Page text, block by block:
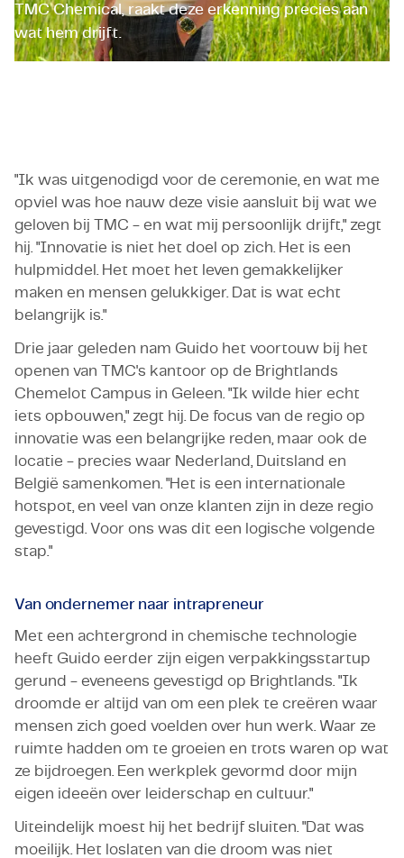
TMC Chemical, raakt deze erkenning precies aan
wat hem drijft.
"Ik was uitgenodigd voor de ceremonie, en wat me
opviel was hoe nauw deze visie aansluit bij wat we
geloven bij TMC - en wat mij persoonlijk drijft," zegt
hij. "Innovatie is niet het doel op zich. Het is een
hulpmiddel. Het moet het leven gemakkelijker
maken en mensen gelukkiger. Dat is wat echt
belangrijk is."
Drie jaar geleden nam Guido het voortouw bij het
openen van TMC's kantoor op de Brightlands
Chemelot Campus in Geleen. "Ik wilde hier echt
iets opbouwen," zegt hij. De focus van de regio op
innovatie was een belangrijke reden, maar ook de
locatie - precies waar Nederland, Duitsland en
België samenkomen. "Het is een internationale
hotspot, en veel van onze klanten zijn in deze regio
gevestigd. Voor ons was dit een logische volgende
stap."
Van ondernemer naar intrapreneur
Met een achtergrond in chemische technologie
heeft Guido eerder zijn eigen verpakkingsstartup
gerund - eveneens gevestigd op Brightlands. "Ik
droomde er altijd van om een plek te creëren waar
mensen zich goed voelden over hun werk. Waar ze
ruimte hadden om te groeien en trots waren op wat
ze bijdroegen. Een werkplek gevormd door mijn
eigen ideeën over leiderschap en cultuur."
Uiteindelijk moest hij het bedrijf sluiten. "Dat was
moeilijk. Het loslaten van die droom was niet